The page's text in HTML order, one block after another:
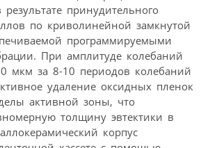
принудительного
по криволинейной замкнутой
программируемыми
При амплитуде колебаний
мкм за 8-10 периодов колебаний
удаление оксидных пленок
активной зоны, что
толщину эвтектики в
корпус